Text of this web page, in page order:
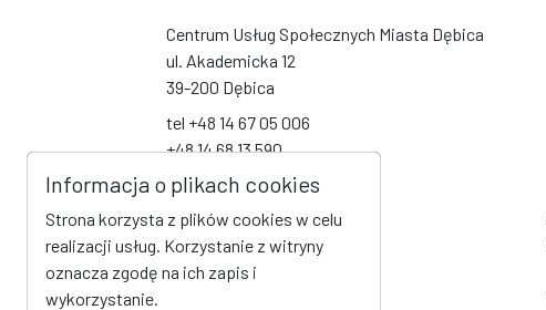
Centrum Usług Społecznych Miasta Dębica
ul. Akademicka 12
39-200 Dębica
tel +48 14 67 05 006
+48 14 68 13 590
+48 14 68 13 591
+48 14 68 19 093
biuro@cus-debica.pl
Social Media
Informacja o plikach cookies
Strona korzysta z plików cookies w celu
realizacji usług. Korzystanie z witryny
oznacza zgodę na ich zapis i
wykorzystanie.